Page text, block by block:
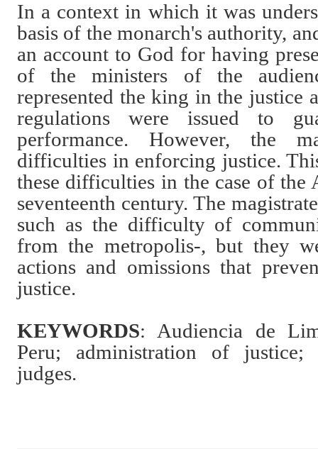
In a context in which it was
basis of the monarch's authority,
an account to God for having
of the ministers of the
represented the king in the justice
regulations were issued to
performance. However, the
difficulties in enforcing justice.
these difficulties in the case of
seventeenth century. The
such as the difficulty of
from the metropolis-, but they
actions and omissions that
justice.
KEYWORDS: Audiencia de
Peru; administration of
judges.